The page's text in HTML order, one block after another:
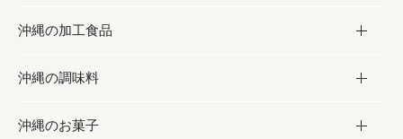
お取り寄せグルメ
フルーツ・野菜
お肉
沖縄の加工食品
加工食品
缶詰／パウチ
沖縄の調味料
調味料
沖縄のお菓子